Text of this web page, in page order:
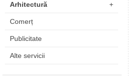
Arhitectură +
Comerț
Publicitate
Alte servicii